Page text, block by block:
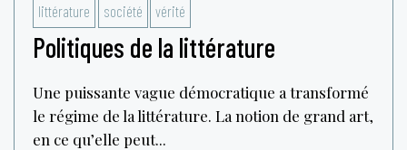
littérature société vérité
Politiques de la littérature
Une puissante vague démocratique a transformé
le régime de la littérature. La notion de grand art,
en ce qu’elle peut...